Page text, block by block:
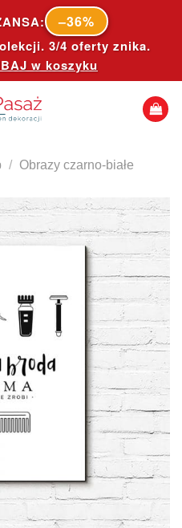
–36%
3/4 oferty znika.
w koszyku
/ Obrazy czarno-białe